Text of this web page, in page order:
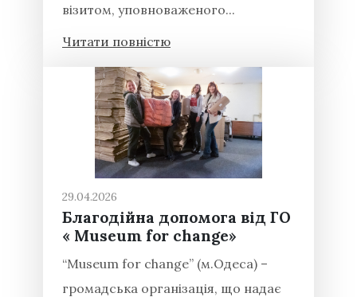
візитом, уповноваженого...
Читати повністю
29.04.2026
Благодійна допомога від ГО
« Museum for change»
“Museum for change” (м.Одеса) –
громадська організація, що надає